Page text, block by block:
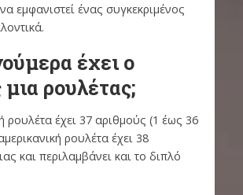
εμφανιστεί ένας συγκεκριμένος
έχει ο
ρουλέτας;
ρουλέτα έχει 37 αριθμούς (1 έως 36
ρουλέτα έχει 38
και περιλαμβάνει και το διπλό